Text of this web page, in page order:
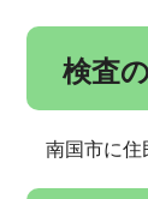
検査
南国市に住